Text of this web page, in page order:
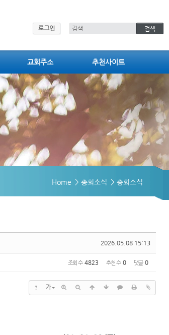
로그인
교회주소 추천사이트
Home > 총회소식 > 총회소식
2026.05.08 15:13
조회 수 4823 추천 수 0 댓글 0
? 가